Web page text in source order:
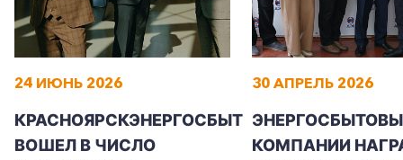
24 ИЮНЬ 2026
КРАСНОЯРСКЭНЕРГОСБЫТ
ВОШЕЛ В ЧИСЛО
30 АПРЕЛЬ 2026
КОМПАНИИ